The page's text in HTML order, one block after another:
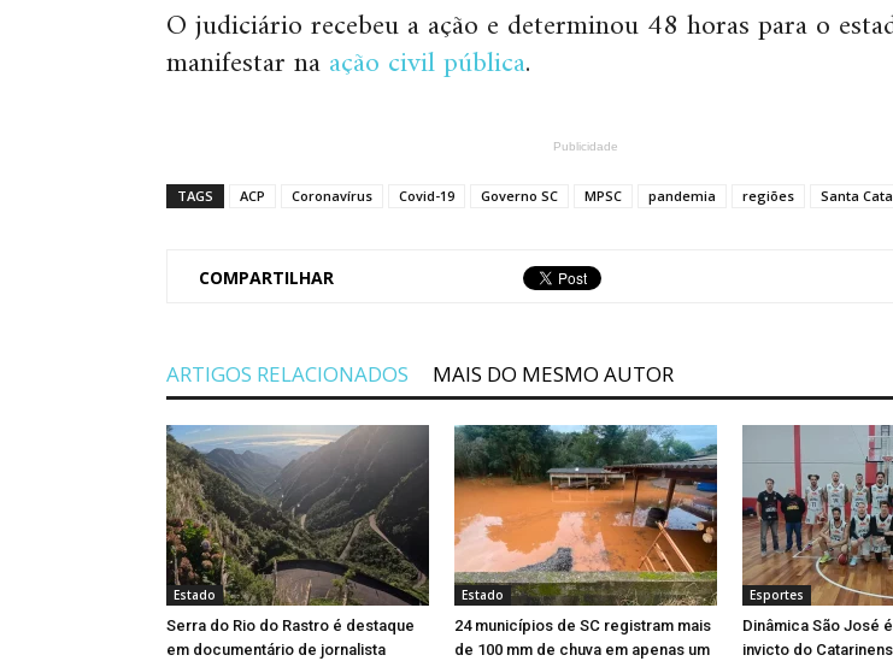
O judiciário recebeu a ação e determinou 48 horas para o
manifestar naação civil pública.
Publicidade
TAGS ACP Coronavírus Covid-19 Governo SC MPSC pandemia regiões Santa
COMPARTILHAR
ARTIGOS RELACIONADOS MAIS DO MESMO AUTOR
Estado
Serra do Rio do Rastro é destaque
em documentário de jornalista
Estado
24 municípios de SC registram mais
de 100 mm de chuva em apenas um
Esportes
Dinâmica São José
invicto do